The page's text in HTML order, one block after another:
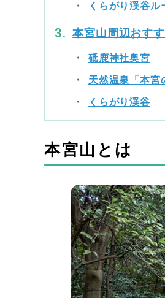
くらがり渓谷ル
本宮山周辺おす
砥鹿神社奥宮
天然温泉「本宮
くらがり渓谷
本宮山とは